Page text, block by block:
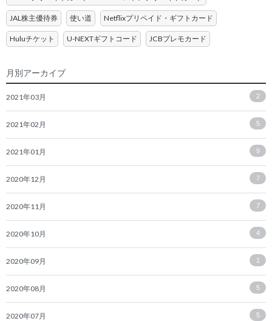
JAL株主優待券 使い道 Netflixプリペイド・ギフトカード
Huluチケット U-NEXTギフトコード JCBプレモカード
月別アーカイブ
2021年03月 2
2021年02月 5
2021年01月 9
2020年12月 7
2020年11月 7
2020年10月 4
2020年09月 1
2020年08月 5
2020年07月 5